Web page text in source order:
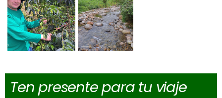
Ten presente para tu viaje